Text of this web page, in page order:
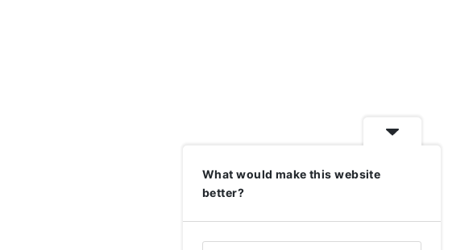
What would make this website
better?